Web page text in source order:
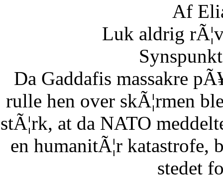
Af
Luk aldrig
Da Gaddafis massakre
rulle hen over skÃ¦rmen
stÃ¦rk, at da NATO
en humanitÃ¦r katastrofe,
stedet